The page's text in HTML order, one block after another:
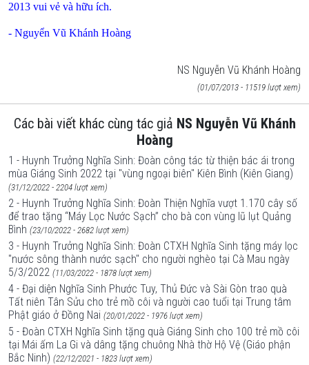
2013 vui vẻ và hữu ích.
- Nguyển Vũ Khánh Hoàng
NS Nguyễn Vũ Khánh Hoàng
(01/07/2013 - 11519 lượt xem)
Các bài viết khác cùng tác giả NS Nguyễn Vũ Khánh
Hoàng
1 - Huynh Trưởng Nghĩa Sinh: Đoàn công tác từ thiện bác ái trong
mùa Giáng Sinh 2022 tại "vùng ngoại biên" Kiên Bình (Kiên Giang)
(31/12/2022 - 2204 lượt xem)
2 - Huynh Trưởng Nghĩa Sinh: Đoàn Thiện Nghĩa vượt 1.170 cây số
để trao tặng “Máy Lọc Nước Sạch” cho bà con vùng lũ lụt Quảng
Bình (23/10/2022 - 2682 lượt xem)
3 - Huynh Trưởng Nghĩa Sinh: Đoàn CTXH Nghĩa Sinh tặng máy lọc
"nước sông thành nước sạch" cho người nghèo tại Cà Mau ngày
5/3/2022 (11/03/2022 - 1878 lượt xem)
4 - Đại diện Nghĩa Sinh Phước Tuy, Thủ Đức và Sài Gòn trao quà
Tất niên Tân Sửu cho trẻ mồ côi và người cao tuổi tại Trung tâm
Phật giáo ở Đồng Nai (20/01/2022 - 1976 lượt xem)
5 - Đoàn CTXH Nghĩa Sinh tặng quà Giáng Sinh cho 100 trẻ mồ côi
tại Mái ấm La Gi và dâng tặng chuông Nhà thờ Hộ Vệ (Giáo phận
Bắc Ninh) (22/12/2021 - 1823 lượt xem)